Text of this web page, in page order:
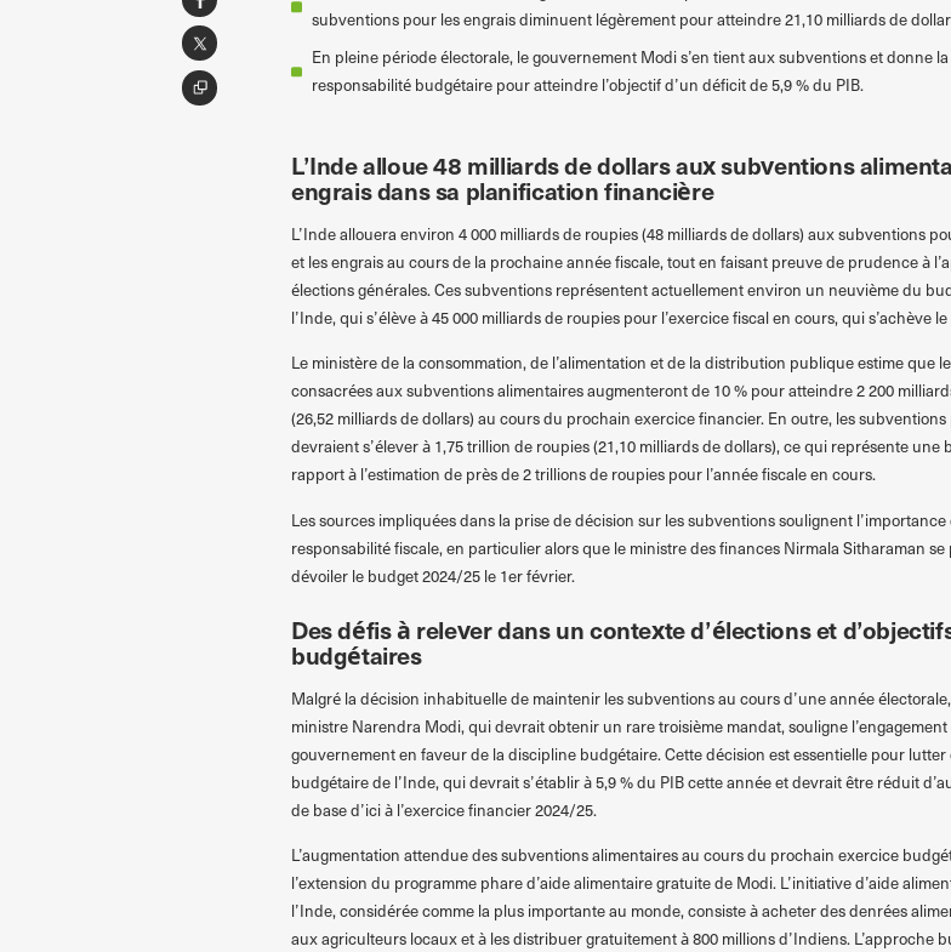
subventions pour les engrais diminuent légèrement pour atteindre 21,10 milliards de
En pleine période électorale, le gouvernement Modi s’en tient aux subventions et donne
responsabilité budgétaire pour atteindre l’objectif d’un déficit de 5,9 % du PIB.
L’Inde alloue 48 milliards de dollars aux subventions
engrais dans sa planification financière
L’Inde allouera environ 4 000 milliards de roupies (48 milliards de dollars) aux subventions
et les engrais au cours de la prochaine année fiscale, tout en faisant preuve de prudence à
élections générales. Ces subventions représentent actuellement environ un neuvième du
l’Inde, qui s’élève à 45 000 milliards de roupies pour l’exercice fiscal en cours, qui s’achève
Le ministère de la consommation, de l’alimentation et de la distribution publique estime que
consacrées aux subventions alimentaires augmenteront de 10 % pour atteindre 2 200
(26,52 milliards de dollars) au cours du prochain exercice financier. En outre, les
devraient s’élever à 1,75 trillion de roupies (21,10 milliards de dollars), ce qui représente une
rapport à l’estimation de près de 2 trillions de roupies pour l’année fiscale en cours.
Les sources impliquées dans la prise de décision sur les subventions soulignent
responsabilité fiscale, en particulier alors que le ministre des finances Nirmala Sitharaman se
dévoiler le budget 2024/25 le 1er février.
Des défis à relever dans un contexte d’élections et
budgétaires
Malgré la décision inhabituelle de maintenir les subventions au cours d’une année
ministre Narendra Modi, qui devrait obtenir un rare troisième mandat, souligne l’engagement
gouvernement en faveur de la discipline budgétaire. Cette décision est essentielle pour
budgétaire de l’Inde, qui devrait s’établir à 5,9 % du PIB cette année et devrait être réduit
de base d’ici à l’exercice financier 2024/25.
L’augmentation attendue des subventions alimentaires au cours du prochain exercice
l’extension du programme phare d’aide alimentaire gratuite de Modi. L’initiative d’aide
l’Inde, considérée comme la plus importante au monde, consiste à acheter des denrées
aux agriculteurs locaux et à les distribuer gratuitement à 800 millions d’Indiens. L’approche